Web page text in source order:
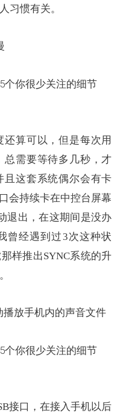
习惯有关。
算可以，但是每次用
总需要等待多几秒，才
且这套系统偶尔会有卡
会持续卡在中控台屏幕
退出，在这期间是没办
曾经遇到过3次这种状
样推出SYNC系统的升
播放手机内的声音文件
接口，在接入手机以后